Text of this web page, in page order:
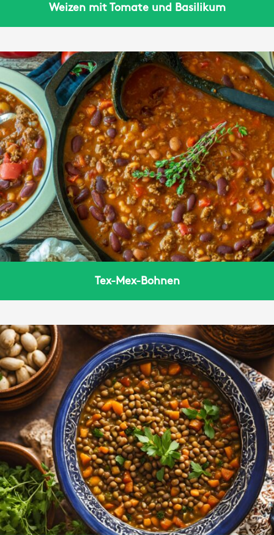
Weizen mit Tomate und Basilikum
Tex-Mex-Bohnen